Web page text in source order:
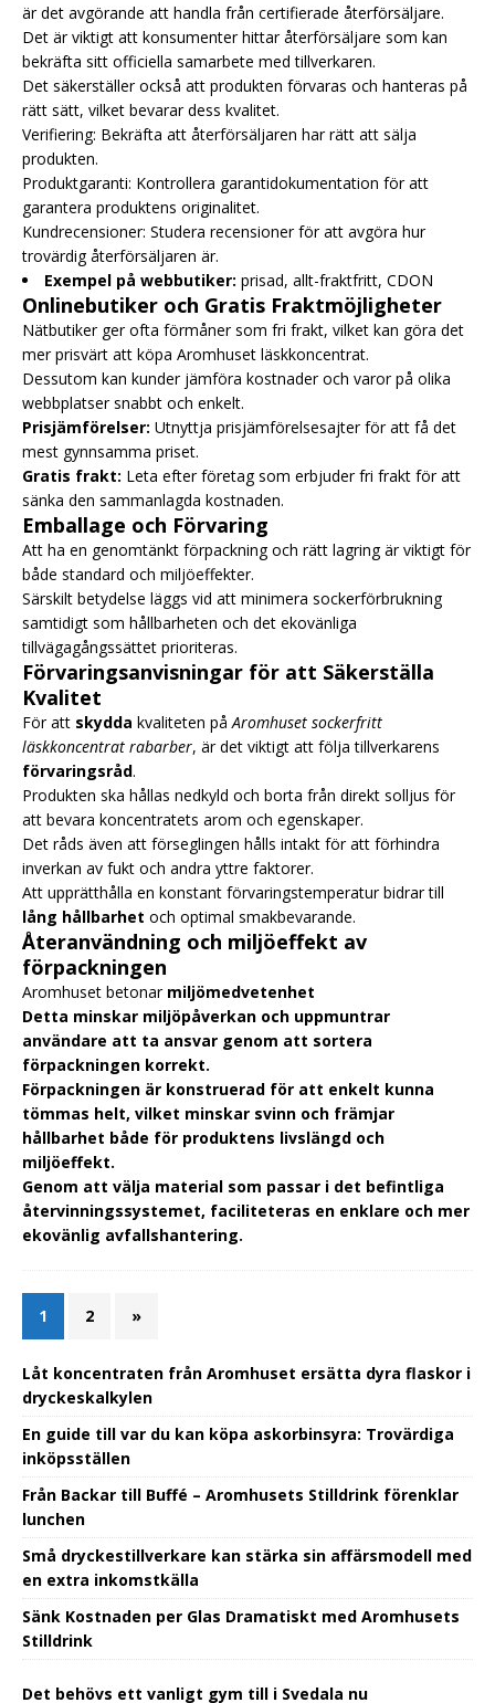
är det avgörande att handla från certifierade återförsäljare.
Det är viktigt att konsumenter hittar återförsäljare som kan
bekräfta sitt officiella samarbete med tillverkaren.
Det säkerställer också att produkten förvaras och hanteras på
rätt sätt, vilket bevarar dess kvalitet.
Verifiering: Bekräfta att återförsäljaren har rätt att sälja
produkten.
Produktgaranti: Kontrollera garantidokumentation för att
garantera produktens originalitet.
Kundrecensioner: Studera recensioner för att avgöra hur
trovärdig återförsäljaren är.
Exempel på webbutiker: prisad, allt-fraktfritt, CDON
Onlinebutiker och Gratis Fraktmöjligheter
Nätbutiker ger ofta förmåner som fri frakt, vilket kan göra det
mer prisvärt att köpa Aromhuset läskkoncentrat.
Dessutom kan kunder jämföra kostnader och varor på olika
webbplatser snabbt och enkelt.
Prisjämförelser: Utnyttja prisjämförelsesajter för att få det
mest gynnsamma priset.
Gratis frakt: Leta efter företag som erbjuder fri frakt för att
sänka den sammanlagda kostnaden.
Emballage och Förvaring
Att ha en genomtänkt förpackning och rätt lagring är viktigt för
både standard och miljöeffekter.
Särskilt betydelse läggs vid att minimera sockerförbrukning
samtidigt som hållbarheten och det ekovänliga
tillvägagångssättet prioriteras.
Förvaringsanvisningar för att Säkerställa
Kvalitet
För att skydda kvaliteten påAromhuset sockerfritt
läskkoncentrat rabarber, är det viktigt att följa tillverkarens
förvaringsråd.
Produkten ska hållas nedkyld och borta från direkt solljus för
att bevara koncentratets arom och egenskaper.
Det råds även att förseglingen hålls intakt för att förhindra
inverkan av fukt och andra yttre faktorer.
Att upprätthålla en konstant förvaringstemperatur bidrar till
lång hållbarhet och optimal smakbevarande.
Återanvändning och miljöeffekt av
förpackningen
Aromhuset betonar miljömedvetenhet
Detta minskar miljöpåverkan och uppmuntrar
användare att ta ansvar genom att sortera
förpackningen korrekt.
Förpackningen är konstruerad för att enkelt kunna
tömmas helt, vilket minskar svinn och främjar
hållbarhet både för produktens livslängd och
miljöeffekt.
Genom att välja material som passar i det befintliga
återvinningssystemet, faciliteteras en enklare och mer
ekovänlig avfallshantering.
1 2 »
Låt koncentraten från Aromhuset ersätta dyra flaskor i
dryckeskalkylen
En guide till var du kan köpa askorbinsyra: Trovärdiga
inköpsställen
Från Backar till Buffé – Aromhusets Stilldrink förenklar
lunchen
Små dryckestillverkare kan stärka sin affärsmodell med
en extra inkomstkälla
Sänk Kostnaden per Glas Dramatiskt med Aromhusets
Stilldrink
Det behövs ett vanligt gym till i Svedala nu